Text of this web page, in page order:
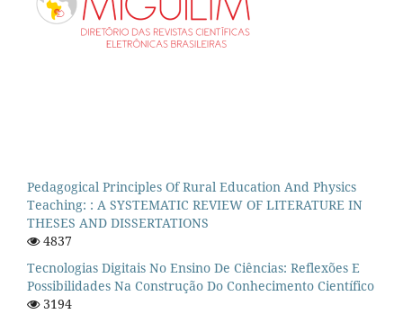
Pedagogical Principles Of Rural Education And Physics
Teaching: : A SYSTEMATIC REVIEW OF LITERATURE IN
THESES AND DISSERTATIONS
4837
Tecnologias Digitais No Ensino De Ciências: Reflexões E
Possibilidades Na Construção Do Conhecimento Científico
3194